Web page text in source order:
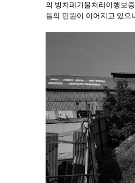
의 방치폐기물처리이행보
들의 민원이 이어지고 있으